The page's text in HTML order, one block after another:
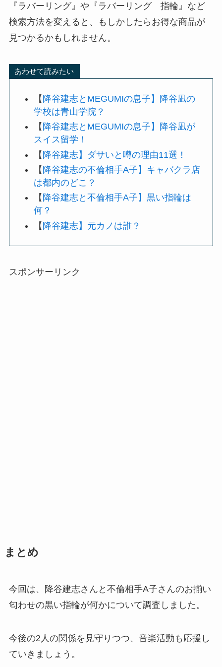
『ラバーリング』や『ラバーリング 指輪』など
検索方法を変えると、もしかしたらお得な商品が
見つかるかもしれません。
あわせて読みたい
【 降谷建志とMEGUMIの息子】降谷凪の
学校は青山学院？
【 降谷建志とMEGUMIの息子】降谷凪が
スイス留学！
【 降谷建志】ダサいと噂の理由11選！
【 降谷建志の不倫相手A子】キャバクラ店
は都内のどこ？
【 降谷建志と不倫相手A子】黒い指輪は
何？
【 降谷建志】元カノは誰？
スポンサーリンク
まとめ
今回は、降谷建志さんと不倫相手A子さんのお揃い
匂わせの黒い指輪が何かについて調査しました。
今後の2人の関係を見守りつつ、音楽活動も応援し
ていきましょう。